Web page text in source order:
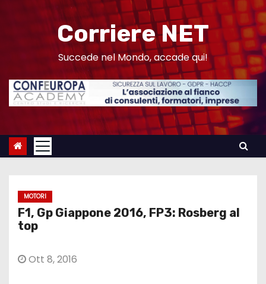
n
Corriere NET
Succede nel Mondo, accade qui!
MOTORI
F1, Gp Giappone 2016, FP3: Rosberg al
top
Ott 8, 2016